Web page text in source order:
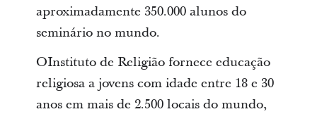
aproximadamente 350.000 alunos do
seminário no mundo.
OInstituto de Religião fornece educação
religiosa a jovens com idade entre 18 e 30
anos em mais de 2.500 locais do mundo,